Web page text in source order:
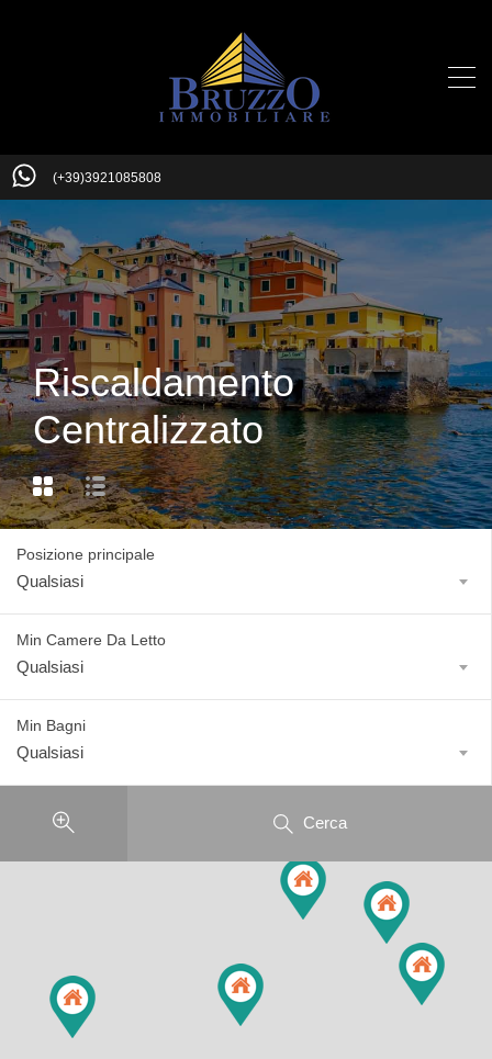
(+39)3921085808
Riscaldamento
Centralizzato
Posizione principale
Qualsiasi
Min Camere Da Letto
Qualsiasi
Min Bagni
Qualsiasi
Cerca